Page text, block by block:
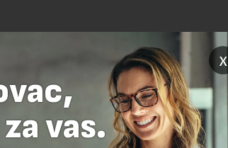
se upoznate sa
pravilima komentarisanja i pravilima
Google. Google Politika Privatnostii Google Uslovi
x
vas.